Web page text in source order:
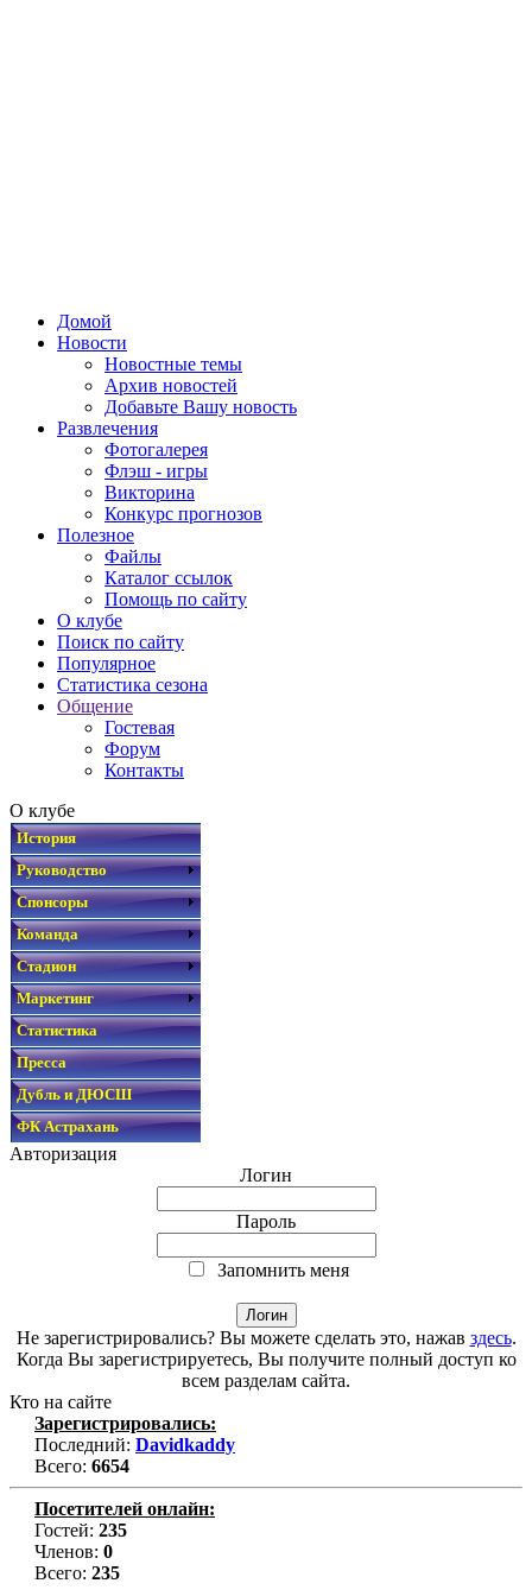
Домой
Новости
Новостные темы
Архив новостей
Добавьте Вашу новость
Развлечения
Фотогалерея
Флэш - игры
Викторина
Конкурс прогнозов
Полезное
Файлы
Каталог ссылок
Помощь по сайту
О клубе
Поиск по сайту
Популярное
Статистика сезона
Общение
Гостевая
Форум
Контакты
О клубе
История
Руководство
Спонсоры
Команда
Стадион
Маркетинг
Статистика
Пресса
Дубль и ДЮСШ
ФК Астрахань
Авторизация
Логин
Пароль
Запомнить меня
Не зарегистрировались? Вы можете сделать это, нажав здесь.
Когда Вы зарегистрируетесь, Вы получите полный доступ ко
всем разделам сайта.
Кто на сайте
Зарегистрировались:
Последний: Davidkaddy
Всего: 6654
Посетителей онлайн:
Гостей: 235
Членов: 0
Всего: 235